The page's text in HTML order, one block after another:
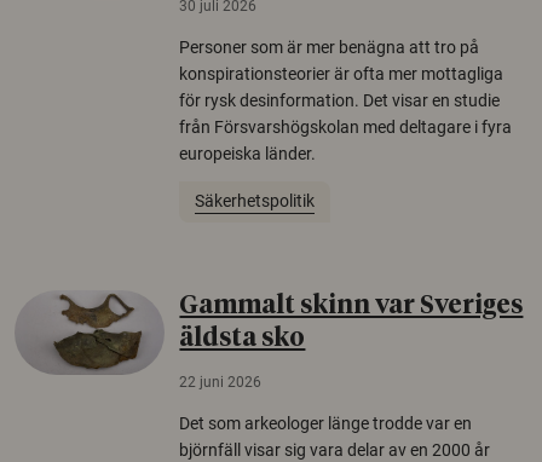
30 juli 2026
Personer som är mer benägna att tro på
konspirationsteorier är ofta mer mottagliga
för rysk desinformation. Det visar en studie
från Försvarshögskolan med deltagare i fyra
europeiska länder.
Säkerhetspolitik
Gammalt skinn var Sveriges
äldsta sko
22 juni 2026
Det som arkeologer länge trodde var en
björnfäll visar sig vara delar av en 2000 år